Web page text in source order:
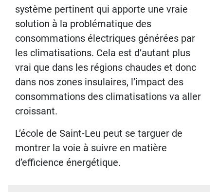
système pertinent qui apporte une vraie
solution à la problématique des
consommations électriques générées par
les climatisations. Cela est d’autant plus
vrai que dans les régions chaudes et donc
dans nos zones insulaires, l’impact des
consommations des climatisations va aller
croissant.
L’école de Saint-Leu peut se targuer de
montrer la voie à suivre en matière
d’efficience énergétique.